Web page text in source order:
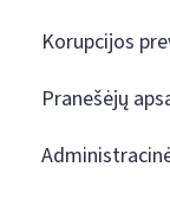
Korupcijos
Pranešėjų